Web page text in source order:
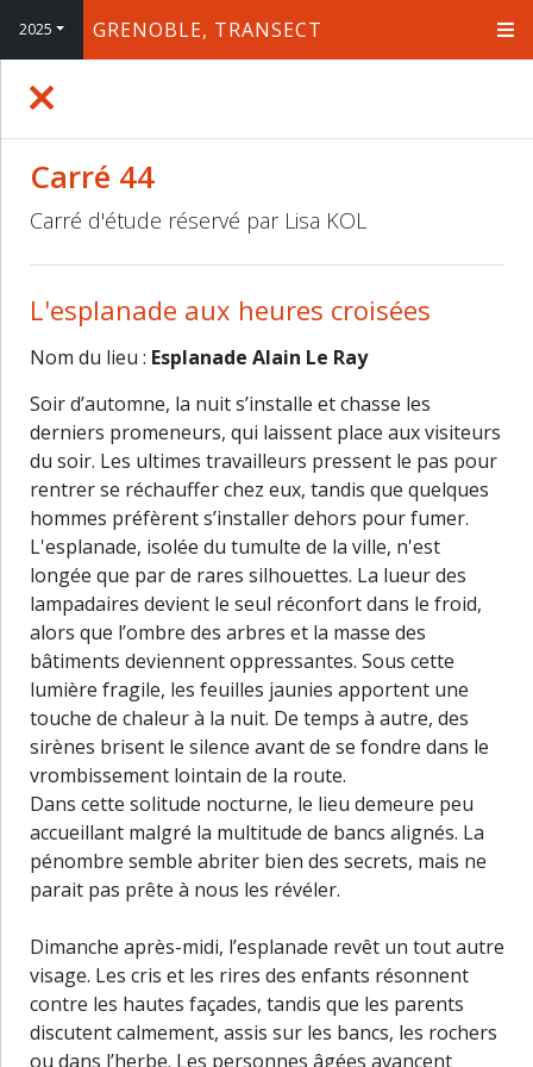
2025 GRENOBLE, TRANSECT
+
Carré 44
Carré d'étude réservé par Lisa KOL
L'esplanade aux heures croisées
Nom du lieu : Esplanade Alain Le Ray
Soir d’automne, la nuit s’installe et chasse les
derniers promeneurs, qui laissent place aux visiteurs
du soir. Les ultimes travailleurs pressent le pas pour
rentrer se réchauffer chez eux, tandis que quelques
hommes préfèrent s’installer dehors pour fumer.
L'esplanade, isolée du tumulte de la ville, n'est
longée que par de rares silhouettes. La lueur des
lampadaires devient le seul réconfort dans le froid,
alors que l’ombre des arbres et la masse des
bâtiments deviennent oppressantes. Sous cette
lumière fragile, les feuilles jaunies apportent une
touche de chaleur à la nuit. De temps à autre, des
sirènes brisent le silence avant de se fondre dans le
vrombissement lointain de la route.
Dans cette solitude nocturne, le lieu demeure peu
accueillant malgré la multitude de bancs alignés. La
pénombre semble abriter bien des secrets, mais ne
parait pas prête à nous les révéler.
Dimanche après-midi, l’esplanade revêt un tout autre
visage. Les cris et les rires des enfants résonnent
contre les hautes façades, tandis que les parents
discutent calmement, assis sur les bancs, les rochers
ou dans l’herbe. Les personnes âgées avancent